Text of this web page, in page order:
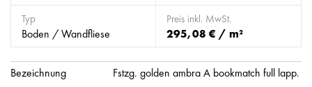
Typ
Boden / Wandfliese
Preis inkl. MwSt.
295,08 € / m²
Bezeichnung
Fstzg. golden ambra A bookmatch full lapp.